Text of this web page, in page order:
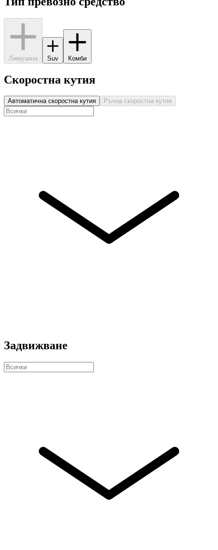
Лимузина Suv Комби
Скоростна кутия
Автоматична скоростна кутия Ръчна скоростна кутия
Задвижване